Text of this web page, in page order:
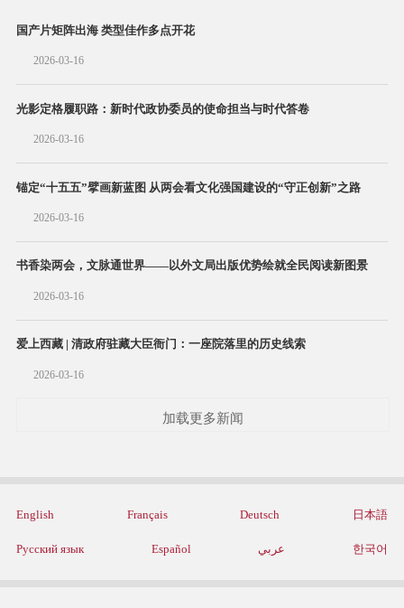
国产片矩阵出海 类型佳作多点开花
2026-03-16
光影定格履职路：新时代政协委员的使命担当与时代答卷
2026-03-16
锚定“十五五”擘画新蓝图 从两会看文化强国建设的“守正创新”之路
2026-03-16
书香染两会，文脉通世界——以外文局出版优势绘就全民阅读新图景
2026-03-16
爱上西藏 | 清政府驻藏大臣衙门：一座院落里的历史线索
2026-03-16
加载更多新闻
English Français Deutsch 日本語
Русский язык Español عربي 한국어